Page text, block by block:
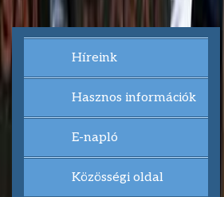
Híreink
Hasznos információk
E-napló
Közösségi oldal